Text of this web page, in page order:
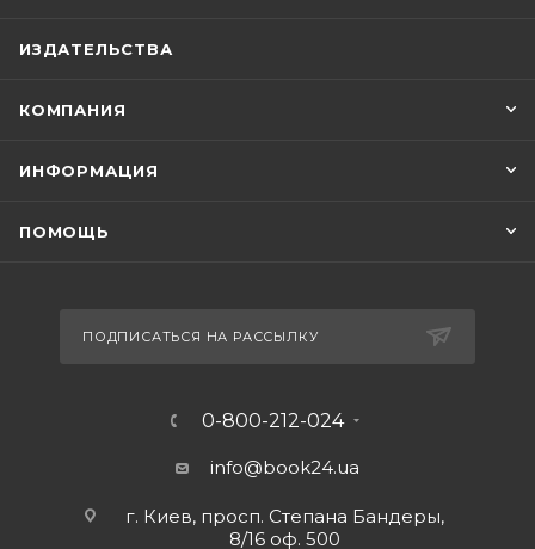
ИЗДАТЕЛЬСТВА
КОМПАНИЯ
ИНФОРМАЦИЯ
ПОМОЩЬ
ПОДПИСАТЬСЯ НА РАССЫЛКУ
0-800-212-024
info@book24.ua
г. Киев, просп. Степана Бандеры,
8/16 оф. 500